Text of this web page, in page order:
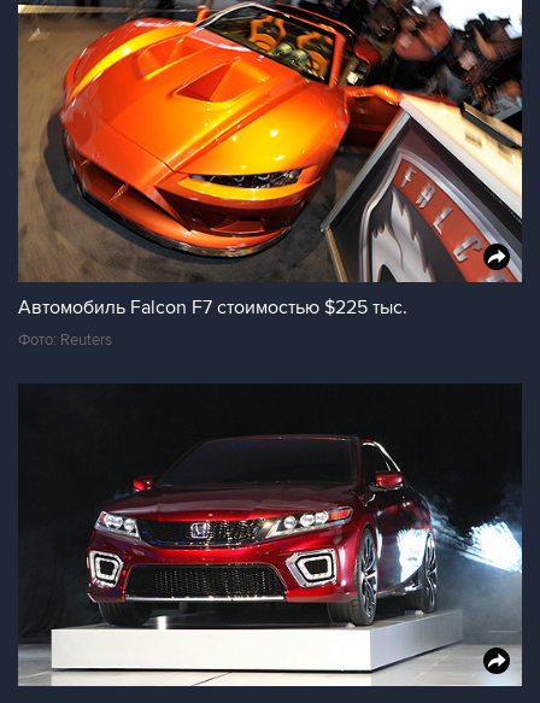
Автомобиль Falcon F7 стоимостью $225 тыс.
Фото: Reuters